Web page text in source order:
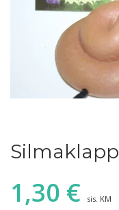
Silmaklapp
1,30 € sis. KM